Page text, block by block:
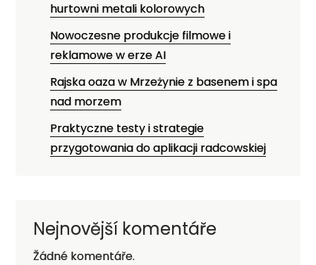
hurtowni metali kolorowych
Nowoczesne produkcje filmowe i
reklamowe w erze AI
Rajska oaza w Mrzeżynie z basenem i spa
nad morzem
Praktyczne testy i strategie
przygotowania do aplikacji radcowskiej
Nejnovější komentáře
Žádné komentáře.